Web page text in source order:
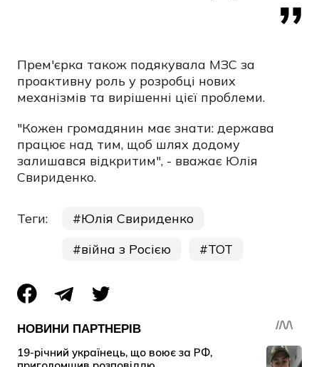
Прем'єрка також подякувала МЗС за
проактивну роль у розробці нових
механізмів та вирішенні цієї проблеми.
"Кожен громадянин має знати: держава
працює над тим, щоб шлях додому
залишався відкритим", - вважає Юлія
Свириденко.
Теги:
Юлія Свириденко
війна з Росією
ТОТ